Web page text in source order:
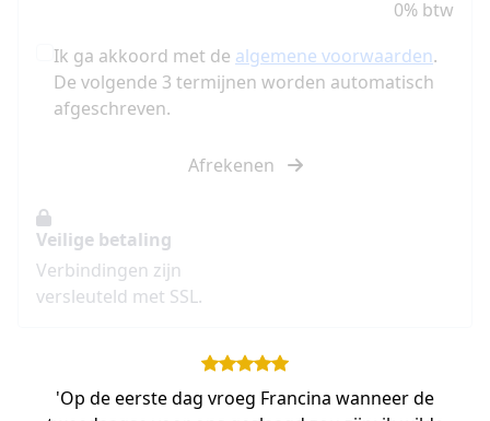
0% btw
Ik ga akkoord met de algemene voorwaarden.
De volgende 3 termijnen worden automatisch
afgeschreven.
Afrekenen
Veilige betaling
Verbindingen zijn
versleuteld met SSL.
'Op de eerste dag vroeg Francina wanneer de